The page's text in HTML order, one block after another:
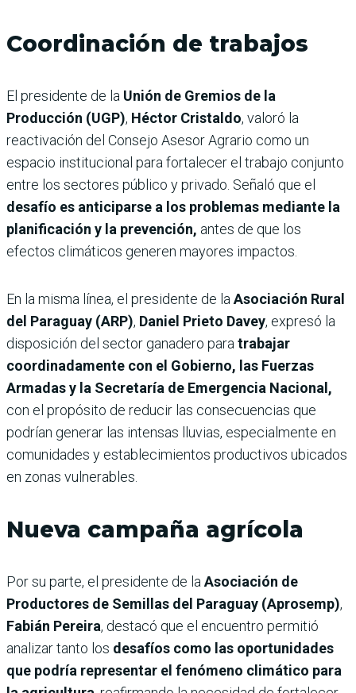
Coordinación de trabajos
El presidente de la Unión de Gremios de la
Producción (UGP), Héctor Cristaldo, valoró la
reactivación del Consejo Asesor Agrario como un
espacio institucional para fortalecer el trabajo conjunto
entre los sectores público y privado. Señaló que el
desafío es anticiparse a los problemas mediante la
planificación y la prevención, antes de que los
efectos climáticos generen mayores impactos.
En la misma línea, el presidente de la Asociación Rural
del Paraguay (ARP), Daniel Prieto Davey, expresó la
disposición del sector ganadero para trabajar
coordinadamente con el Gobierno, las Fuerzas
Armadas y la Secretaría de Emergencia Nacional,
con el propósito de reducir las consecuencias que
podrían generar las intensas lluvias, especialmente en
comunidades y establecimientos productivos ubicados
en zonas vulnerables.
Nueva campaña agrícola
Por su parte, el presidente de la Asociación de
Productores de Semillas del Paraguay (Aprosemp),
Fabián Pereira, destacó que el encuentro permitió
analizar tanto los desafíos como las oportunidades
que podría representar el fenómeno climático para